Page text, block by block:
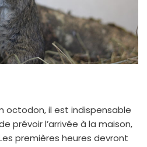
octodon, il est indispensable
prévoir l’arrivée à la maison,
premières heures devront